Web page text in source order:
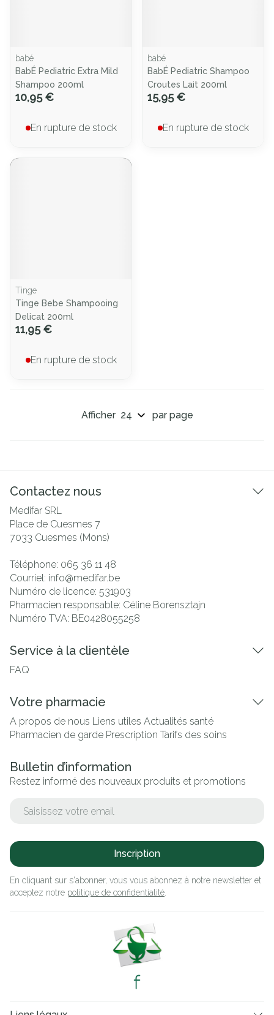
babé
BabÉ Pediatric Extra Mild
Shampoo 200ml
10,95 €
En rupture de stock
babé
BabÉ Pediatric Shampoo
Croutes Lait 200ml
15,95 €
En rupture de stock
Tinge
Tinge Bebe Shampooing
Delicat 200ml
11,95 €
En rupture de stock
Afficher par page
Contactez nous
Medifar SRL
Place de Cuesmes 7
7033 Cuesmes (Mons)
Téléphone: 065 36 11 48
Courriel: info@medifar.be
Numéro de licence: 531903
Pharmacien responsable: Céline Borensztajn
Numéro TVA: BE0428055258
Service à la clientèle
FAQ
Votre pharmacie
A propos de nous Liens utiles Actualités santé
Pharmacien de garde Prescription Tarifs des soins
Bulletin d’information
Restez informé des nouveaux produits et promotions
Inscription
En cliquant sur s'abonner, vous vous abonnez à notre newsletter et
acceptez notre politique de confidentialité